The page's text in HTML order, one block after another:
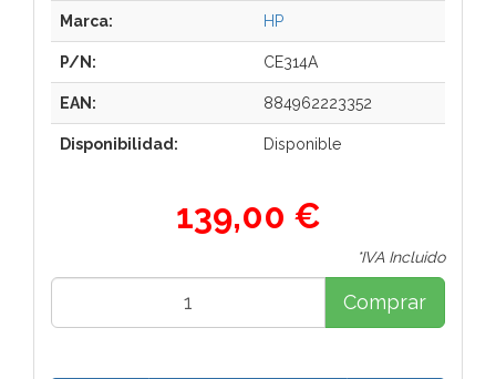
Marca: HP
P/N: CE314A
EAN: 884962223352
Disponibilidad: Disponible
139,00 €
*IVA Incluido
Comprar